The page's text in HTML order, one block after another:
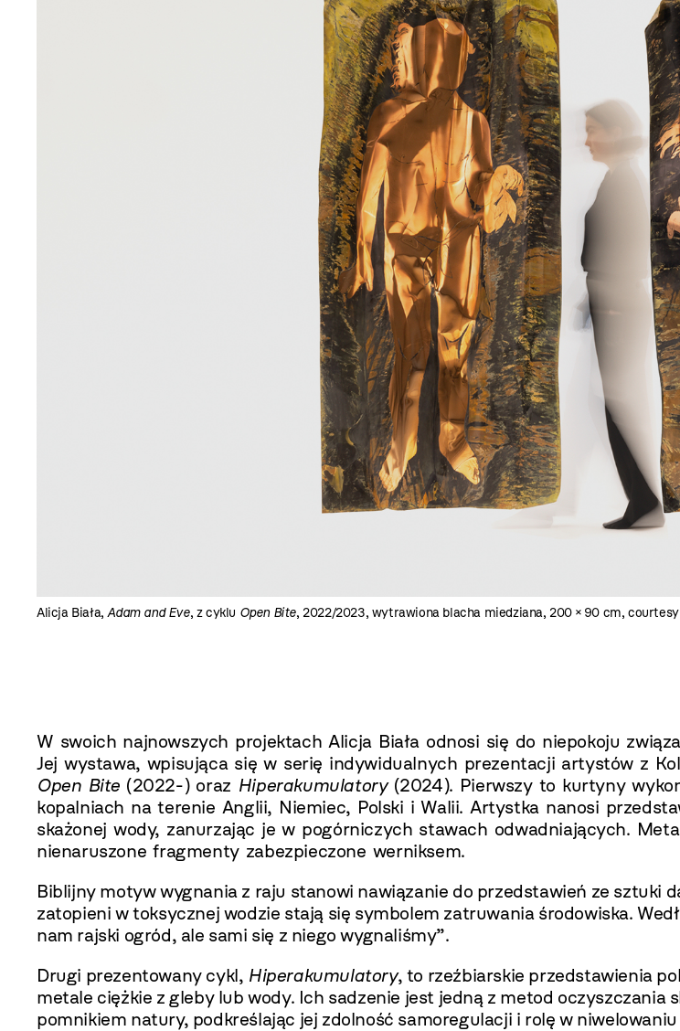
Alicja Biała,Adam and Eve, z cyklu Open Bite, 2022/2023, wytrawiona blacha miedziana, 200 × 90 cm, courtesy
W swoich najnowszych projektach Alicja Biała odnosi się do niepokoju
Jej wystawa, wpisująca się w serię indywidualnych prezentacji artystów z
Open Bite(2022-) oraz Hiperakumulatory (2024). Pierwszy to kurtyny
kopalniach na terenie Anglii, Niemiec, Polski i Walii. Artystka nanosi
skażonej wody, zanurzając je w pogórniczych stawach odwadniających.
nienaruszone fragmenty zabezpieczone werniksem.
Biblijny motyw wygnania z raju stanowi nawiązanie do przedstawień ze sztuki
zatopieni w toksycznej wodzie stają się symbolem zatruwania środowiska.
nam rajski ogród, ale sami się z niego wygnaliśmy”.
Drugi prezentowany cykl, Hiperakumulatory, to rzeźbiarskie przedstawienia
metale ciężkie z gleby lub wody. Ich sadzenie jest jedną z metod
pomnikiem natury, podkreślając jej zdolność samoregulacji i rolę w